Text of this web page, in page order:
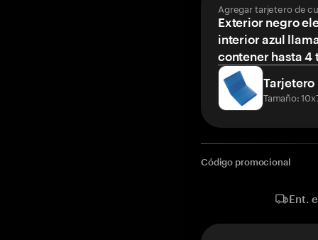
Agregar tarjetero de
Exterior negro
interior azul
contener hasta 4
Tarjetero
Tamaño:
Código promocional
Ent.